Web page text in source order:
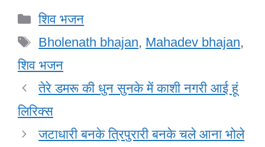
c
e
b
o
o
k
er
dI A
p
o
ail
Categories
शिव भजन
Tags
Bholenath bhajan, Mahadev bhajan,
शिव भजन
तेरे डमरू की धुन सुनके में काशी नगरी आई हूं
लिरिक्स
जटाधारी बनके त्रिपुरारी बनके चले आना भोले